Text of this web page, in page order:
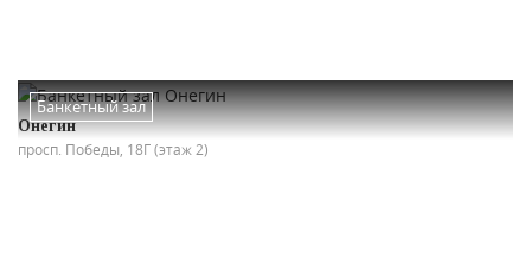
Банкетный зал
Онегин
просп. Победы, 18Г (этаж 2)